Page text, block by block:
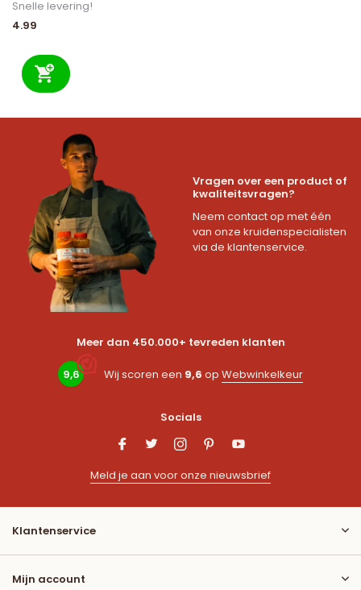
Snelle levering!
4.99
Vragen over een product of
kwaliteitsvragen?
Neem contact op met één
van onze kruidenspecialisten
via de klantenservice.
Meer dan 450.000+ tevreden klanten
9,6 Wij scoren een 9,6 op Webwinkelkeur
Socials
Meld je aan voor onze nieuwsbrief
Klantenservice
Mijn account